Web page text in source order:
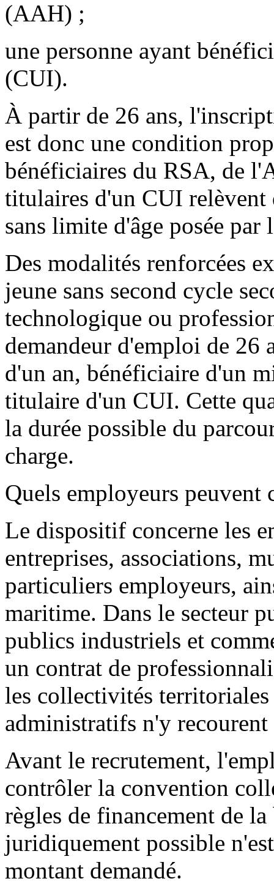
(AAH) ;
une personne ayant
(CUI).
À partir de 26 ans,
est donc une condition
bénéficiaires du RSA, de
titulaires d'un CUI relèvent
sans limite d'âge posée
Des modalités renforcées
jeune sans second cycle
technologique ou
demandeur d'emploi de 26
d'un an, bénéficiaire d'un
titulaire d'un CUI. Cette
la durée possible du
charge.
Quels employeurs peuvent
Le dispositif concerne les
entreprises, associations,
particuliers employeurs,
maritime. Dans le secteur
publics industriels et
un contrat de
les collectivités
administratifs n'y recourent
Avant le recrutement,
contrôler la convention
règles de financement de
juridiquement possible
montant demandé.